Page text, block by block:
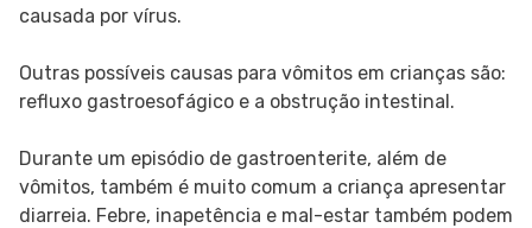
causada por vírus.
Outras possíveis causas para vômitos em crianças são:
refluxo gastroesofágico e a obstrução intestinal.
Durante um episódio de gastroenterite, além de
vômitos, também é muito comum a criança apresentar
diarreia. Febre, inapetência e mal-estar também podem